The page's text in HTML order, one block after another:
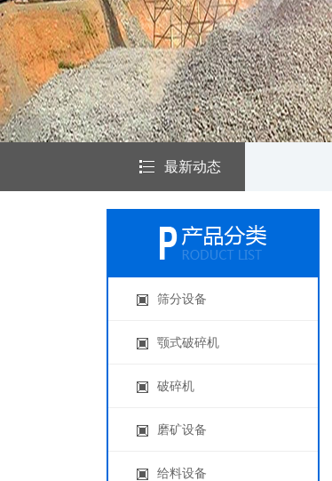
最新动态
·圆锥破碎机在矿山机械...
筛分设备
颚式破碎机
破碎机
磨矿设备
给料设备